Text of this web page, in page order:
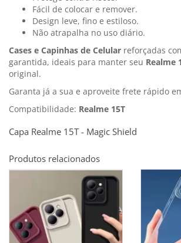
Fácil de colocar e remover.
Design leve, fino e estiloso.
Não atrapalha no uso diário.
Cases e Capinhas de Celular reforçadas
garantida, ideais para manter seu Realme
original.
Garanta já a sua e aproveite frete rápido
Compatibilidade: Realme 15T
Capa Realme 15T - Magic Shield
Produtos relacionados